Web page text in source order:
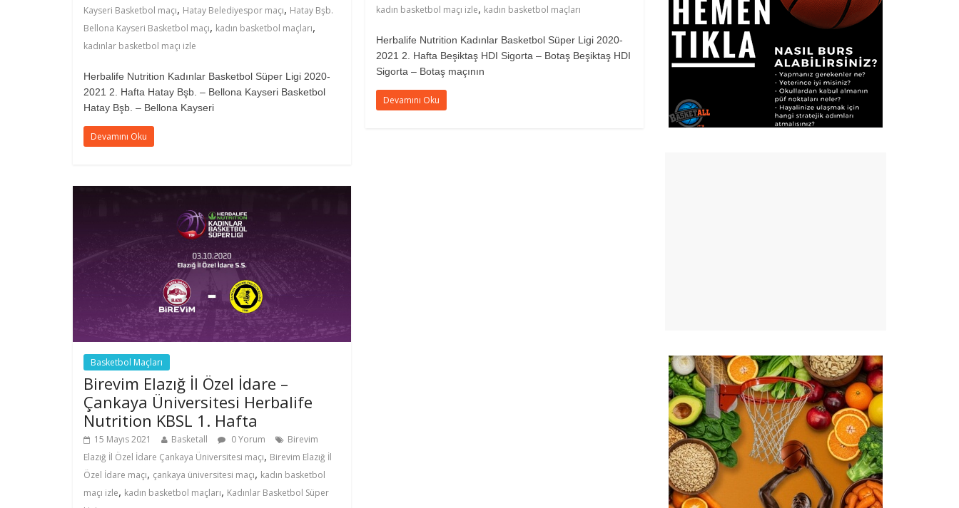
Kayseri Basketbol maçı, Hatay Belediyespor maçı, Hatay Bşb.
Bellona Kayseri Basketbol maçı, kadın basketbol maçları,
kadınlar basketbol maçı izle
Herbalife Nutrition Kadınlar Basketbol Süper Ligi 2020-
2021 2. Hafta Hatay Bşb. – Bellona Kayseri Basketbol
Hatay Bşb. – Bellona Kayseri
Devamını Oku
kadın basketbol maçı izle, kadın basketbol maçları
Herbalife Nutrition Kadınlar Basketbol Süper Ligi 2020-
2021 2. Hafta Beşiktaş HDI Sigorta – Botaş Beşiktaş HDI
Sigorta – Botaş maçının
Devamını Oku
Basketbol Maçları
Birevim Elazığ İl Özel İdare –
Çankaya Üniversitesi Herbalife
Nutrition KBSL 1. Hafta
15 Mayıs 2021 Basketall 0 Yorum
Birevim
Elazığ İl Özel İdare Çankaya Üniversitesi maçı, Birevim Elazığ İl
Özel İdare maçı, çankaya üniversitesi maçı, kadın basketbol
maçı izle, kadın basketbol maçları, Kadınlar Basketbol Süper